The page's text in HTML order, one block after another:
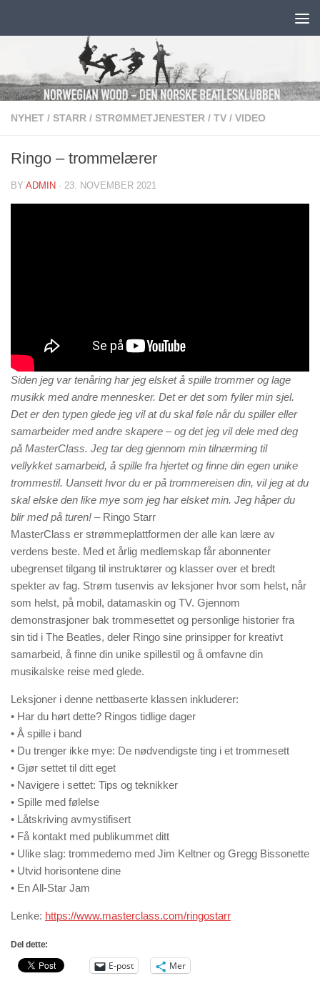
NYHET / STARR / STRØMMETJENESTER / TV / VIDEO
Ringo – trommelærer
BY ADMIN · 23. NOVEMBER 2021
Siden jeg var tenåring har jeg elsket å spille trommer og lage
musikk med andre mennesker. Det er det som fyller min sjel.
Det er den typen glede jeg vil at du skal føle når du spiller eller
samarbeider med andre skapere – og det jeg vil dele med deg
på MasterClass. Jeg tar deg gjennom min tilnærming til
vellykket samarbeid, å spille fra hjertet og finne din egen unike
trommestil. Uansett hvor du er på trommereisen din, vil jeg at du
skal elske den like mye som jeg har elsket min. Jeg håper du
blir med på turen! – Ringo Starr
MasterClass er strømmeplattformen der alle kan lære av
verdens beste. Med et årlig medlemskap får abonnenter
ubegrenset tilgang til instruktører og klasser over et bredt
spekter av fag. Strøm tusenvis av leksjoner hvor som helst, når
som helst, på mobil, datamaskin og TV. Gjennom
demonstrasjoner bak trommesettet og personlige historier fra
sin tid i The Beatles, deler Ringo sine prinsipper for kreativt
samarbeid, å finne din unike spillestil og å omfavne din
musikalske reise med glede.
Leksjoner i denne nettbaserte klassen inkluderer:
• Har du hørt dette? Ringos tidlige dager
• Å spille i band
• Du trenger ikke mye: De nødvendigste ting i et trommesett
• Gjør settet til ditt eget
• Navigere i settet: Tips og teknikker
• Spille med følelse
• Låtskriving avmystifisert
• Få kontakt med publikummet ditt
• Ulike slag: trommedemo med Jim Keltner og Gregg Bissonette
• Utvid horisontene dine
• En All-Star Jam
Lenke: https://www.masterclass.com/ringostarr
Del dette:
E-post Mer